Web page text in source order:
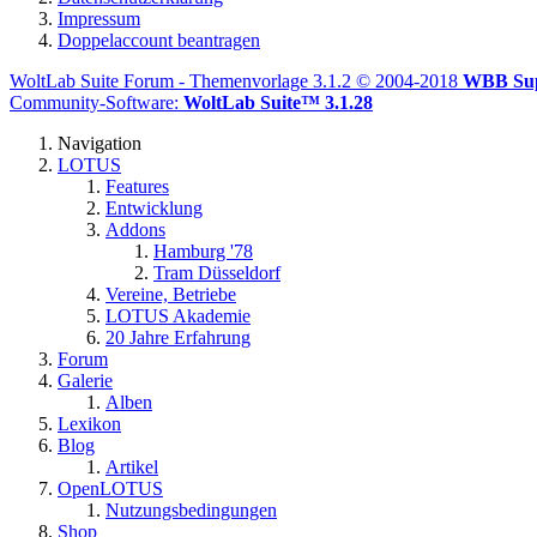
Impressum
Doppelaccount beantragen
WoltLab Suite Forum - Themenvorlage 3.1.2 © 2004-2018 WBB
Community-Software: WoltLab Suite™ 3.1.28
Navigation
LOTUS
Features
Entwicklung
Addons
Hamburg '78
Tram Düsseldorf
Vereine, Betriebe
LOTUS Akademie
20 Jahre Erfahrung
Forum
Galerie
Alben
Lexikon
Blog
Artikel
OpenLOTUS
Nutzungsbedingungen
Shop